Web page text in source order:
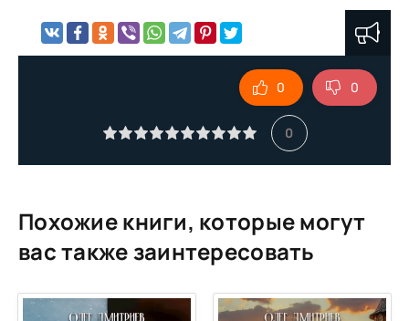
17
0
0 0
Похожие книги, которые могут
вас также заинтересовать